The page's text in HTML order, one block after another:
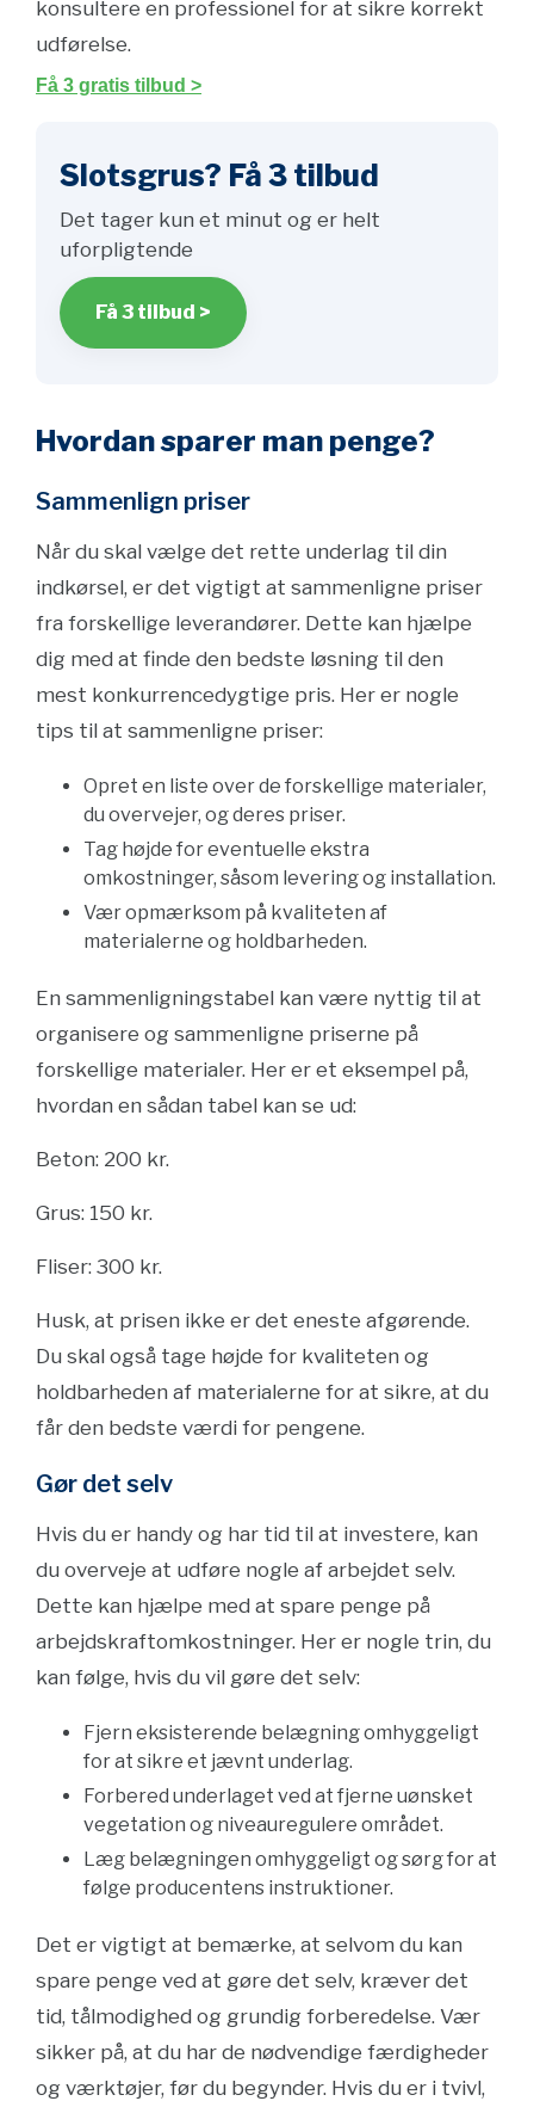
konsultere en professionel for at sikre korrekt
udførelse.
Få 3 gratis tilbud >
Slotsgrus? Få 3 tilbud
Det tager kun et minut og er helt
uforpligtende
Få 3 tilbud >
Hvordan sparer man penge?
Sammenlign priser
Når du skal vælge det rette underlag til din
indkørsel, er det vigtigt at sammenligne priser
fra forskellige leverandører. Dette kan hjælpe
dig med at finde den bedste løsning til den
mest konkurrencedygtige pris. Her er nogle
tips til at sammenligne priser:
Opret en liste over de forskellige materialer,
du overvejer, og deres priser.
Tag højde for eventuelle ekstra
omkostninger, såsom levering og installation.
Vær opmærksom på kvaliteten af
materialerne og holdbarheden.
En sammenligningstabel kan være nyttig til at
organisere og sammenligne priserne på
forskellige materialer. Her er et eksempel på,
hvordan en sådan tabel kan se ud:
Beton: 200 kr.
Grus: 150 kr.
Fliser: 300 kr.
Husk, at prisen ikke er det eneste afgørende.
Du skal også tage højde for kvaliteten og
holdbarheden af materialerne for at sikre, at du
får den bedste værdi for pengene.
Gør det selv
Hvis du er handy og har tid til at investere, kan
du overveje at udføre nogle af arbejdet selv.
Dette kan hjælpe med at spare penge på
arbejdskraftomkostninger. Her er nogle trin, du
kan følge, hvis du vil gøre det selv:
Fjern eksisterende belægning omhyggeligt
for at sikre et jævnt underlag.
Forbered underlaget ved at fjerne uønsket
vegetation og niveauregulere området.
Læg belægningen omhyggeligt og sørg for at
følge producentens instruktioner.
Det er vigtigt at bemærke, at selvom du kan
spare penge ved at gøre det selv, kræver det
tid, tålmodighed og grundig forberedelse. Vær
sikker på, at du har de nødvendige færdigheder
og værktøjer, før du begynder. Hvis du er i tvivl,